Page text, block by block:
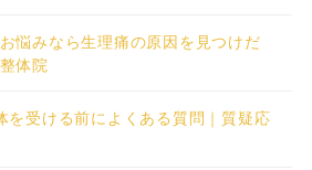
悩みなら生理痛の原因を見つけだ
体院
を受ける前によくある質問｜質疑応